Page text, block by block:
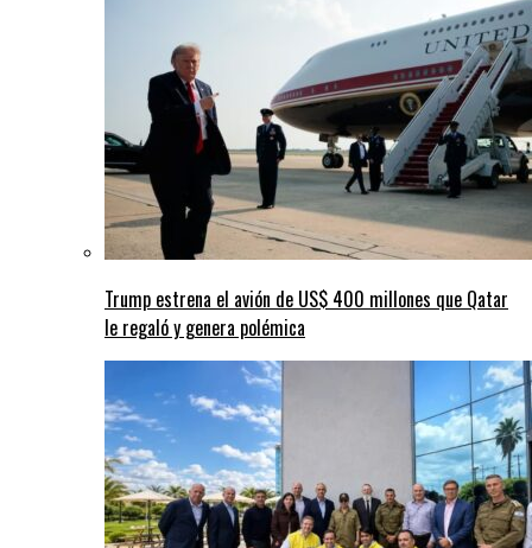
Trump estrena el avión de US$ 400 millones que Qatar
le regaló y genera polémica